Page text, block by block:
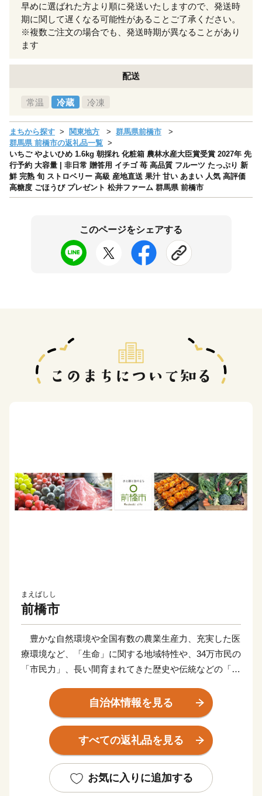
早めに選ばれた方より順に発送いたしますので、発送時
期に関して遅くなる可能性があることご了承ください。
※複数ご注文の場合でも、発送時期が異なることがあり
ます
配送
常温 冷蔵 冷凍
まちから探す 関東地方
群馬県前橋市
群馬県 前橋市の返礼品一覧
いちご やよいひめ 1.6kg 朝採れ 化粧箱 農林水産大臣賞受賞 2027年 先
行予約 大容量 | 非日常 贈答用 イチゴ 苺 高品質 フルーツ たっぷり 新
鮮 完熟 旬 ストロベリー 高級 産地直送 果汁 甘い あまい 人気 高評価
高糖度 ごほうび プレゼント 松井ファーム 群馬県 前橋市
このページをシェアする
まえばしし
前橋市
豊かな自然環境や全国有数の農業生産力、充実した医
療環境など、「生命」に関する地域特性や、34万市民の
「市民力」、長い間育まれてきた歴史や伝統などの「地
全・安心なまちづくりを進めています。
ふるさと納税制度の実施にあたっては、全国の賛同者
とともに事業を推進したい13のプロジェクトコース と
市長一任コースの計14通りの使い道を掲載させていただ
ご用意させていただいております。
前橋市出身の皆様、全国にお住まいの皆様には、「前
自治体情報を見る
すべての返礼品を見る
お気に入りに追加する